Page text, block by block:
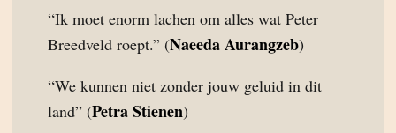
“Ik moet enorm lachen om alles wat Peter
Breedveld roept.” (Naeeda Aurangzeb)
“We kunnen niet zonder jouw geluid in dit
land” (Petra Stienen)